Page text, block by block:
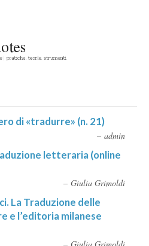
di «tradurre» (n. 21)
admin
letteraria (online
Giulia Grimoldi
La Traduzione delle
e l’editoria milanese
Giulia Grimoldi